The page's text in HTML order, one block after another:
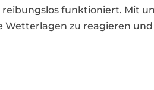
funktioniert. Mit
zu reagieren